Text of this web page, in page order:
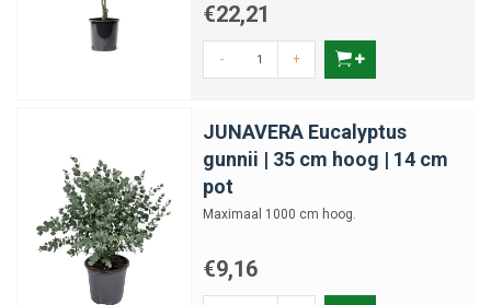
€22,21
- +
JUNAVERA Eucalyptus
gunnii | 35 cm hoog | 14 cm
pot
Maximaal 1000 cm hoog.
€9,16